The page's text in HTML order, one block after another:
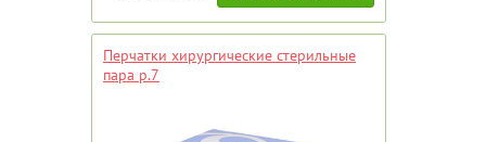
Перчатки хирургические стерильные
пара р.7